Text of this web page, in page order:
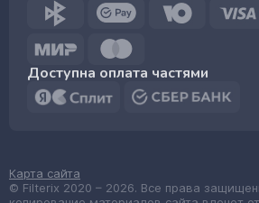
Доступна оплата частями
© Filterix 2020 – 2026. Все права
Карта сайта